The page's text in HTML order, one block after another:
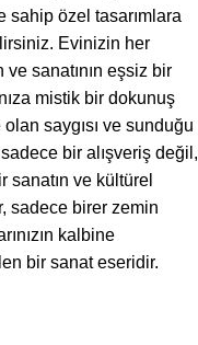
sahip özel tasarımlara
Evinizin her
ve sanatının eşsiz bir
mistik bir dokunuş
saygısı ve sunduğu
bir alışveriş değil,
sanatın ve kültürel
sadece birer zemin
kalbine
bir sanat eseridir.